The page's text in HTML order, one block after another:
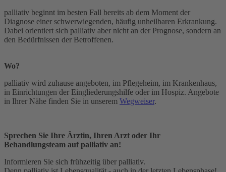
palliativ beginnt im besten Fall bereits ab dem Moment der
Diagnose einer schwer­wiegenden, häufig unheilbaren Erkrankung.
Dabei orientiert sich palliativ aber nicht an der Prognose, sondern an
den Bedürfnissen der Betroffenen.
Wo?
palliativ wird zuhause angeboten, im Pflegeheim, im Krankenhaus,
in Einrichtungen der Eingliederungshilfe oder im Hospiz. Angebote
in Ihrer Nähe finden Sie in unserem Wegweiser.
Sprechen Sie Ihre Ärztin, Ihren Arzt oder Ihr
Behandlungsteam aufpalliativ an!
Informieren Sie sich frühzeitig über palliativ.